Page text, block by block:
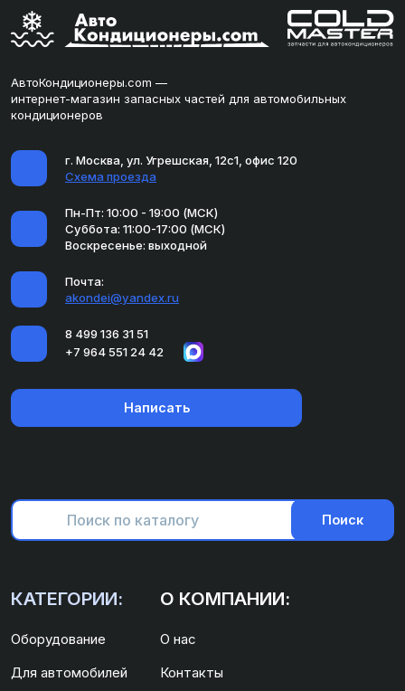
АвтоКондиционеры.com —
интернет-магазин запасных частей для автомобильных
кондиционеров
г. Москва, ул. Угрешская, 12с1, офис 120
Схема проезда
Пн-Пт: 10:00 - 19:00 (МСК)
Суббота: 11:00-17:00 (МСК)
Воскресенье: выходной
Почта:
akondei@yandex.ru
8 499 136 31 51
+7 964 551 24 42
Написать
Поиск
КАТЕГОРИИ:
Оборудование
Для автомобилей
О КОМПАНИИ:
О нас
Контакты